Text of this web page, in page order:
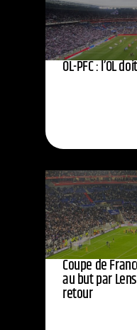
OL-PFC : l’OL
Coupe de
au but par
retour